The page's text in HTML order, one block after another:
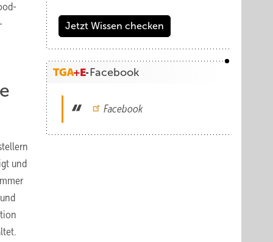
und
Jetzt Wissen checken
Facebook
Facebook